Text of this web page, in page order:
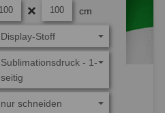
cm
Display-Stoff
Sublimationsdruck - 1-
seitig
nur schneiden